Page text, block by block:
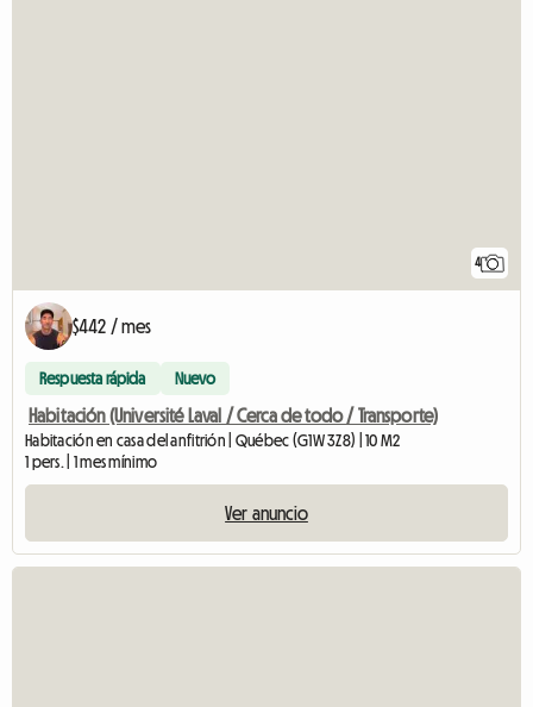
4
$442 / mes
Respuesta rápida Nuevo
Habitación (Université Laval / Cerca de todo / Transporte)
Habitación en casa del anfitrión | Québec (G1W 3Z8) | 10 M2
1 pers. | 1 mes mínimo
Ver anuncio